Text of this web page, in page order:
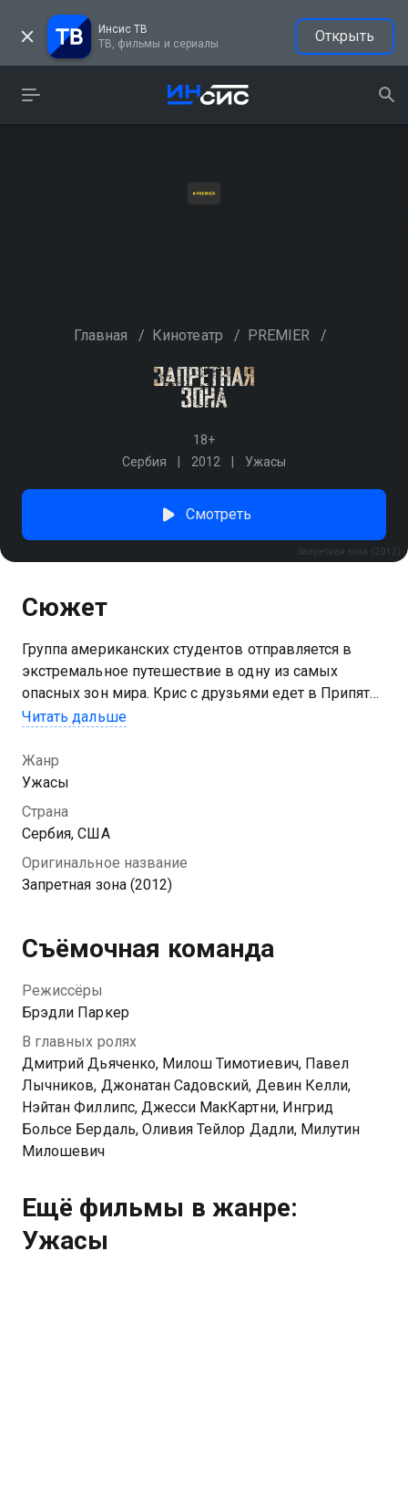
Инсис ТВ
ТВ, фильмы и сериалы
Открыть
Главная / Кинотеатр / PREMIER /
18+
Сербия
2012 Ужасы
Запретная зона (2012)
Смотреть
Сюжет
Группа американских студентов отправляется в
экстремальное путешествие в одну из самых
опасных зон мира. Крис с друзьями едет в Припять
за незабываемыми впечатлениями. На месте они
провести их по закрытым территориям. Спустя
время они начинают находить странные следы и
слышать пугающие звуки, что отчетливо намекает:
ребята тут не одни. Ситуация становится хуже, когда
Юрий неожиданно пропадает, и тогда Крис и его
друзья остаются совершенно одни в месте, где
давно уже нет жизни.
Читать дальше
Жанр
Ужасы
Страна
Сербия, США
Оригинальное название
Запретная зона (2012)
Съёмочная команда
Режиссёры
Брэдли Паркер
В главных ролях
Дмитрий Дьяченко, Милош Тимотиевич, Павел
Лычников, Джонатан Садовский, Девин Келли,
Нэйтан Филлипс, Джесси МакКартни, Ингрид
Больсе Бердаль, Оливия Тейлор Дадли, Милутин
Милошевич
Ещё фильмы в жанре:
Ужасы